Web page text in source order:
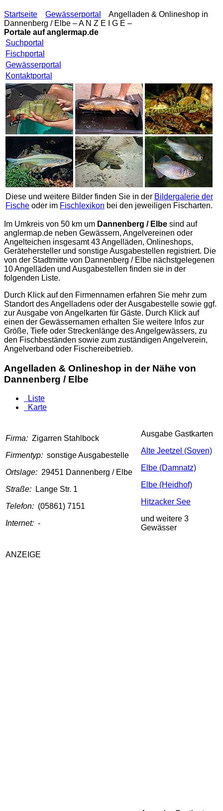
Startseite Gewässerportal
Angelladen & Onlineshop in
Dannenberg / Elbe – A N Z E I G E –
Portale aufanglermap.de
Suchportal
Fischportal
Gewässerportal
Kontaktportal
Diese und weitere Bilder finden Sie in der Bildergalerie der
Fische oder im Fischlexikon bei den jeweiligen Fischarten.
Im Umkreis von 50 km um Dannenberg / Elbe sind auf
anglermap.de neben Gewässern, Angelvereinen oder
Angelteichen insgesamt 43 Angelläden, Onlineshops,
Gerätehersteller und sonstige Ausgabestellen registriert. Die
von der Stadtmitte von Dannenberg / Elbe nächstgelegenen
10 Angelläden und Ausgabestellen finden sie in der
folgenden Liste.
Durch Klick auf den Firmennamen erfahren Sie mehr zum
Standort des Angelladens oder der Ausgabestelle sowie ggf.
zur Ausgabe von Angelkarten für Gäste. Durch Klick auf
einen der Gewässernamen erhalten Sie weitere Infos zur
Größe, Tiefe oder Streckenlänge des Angelgewässers, zu
den Fischbeständen sowie zum zuständigen Angelverein,
Angelverband oder Fischereibetrieb.
Angelladen & Onlineshop in der Nähe von
Dannenberg / Elbe
Liste
Karte
Firma: Zigarren Stahlbock
Firmentyp: sonstige Ausgabestelle
Ortslage: 29451 Dannenberg / Elbe
Straße:
Lange Str. 1
Telefon: (05861) 7151
Internet: -
Ausgabe Gastkarten
Alte Jeetzel (Soven)
Elbe (Damnatz)
Elbe (Heidhof)
Hitzacker See
und weitere 3
Gewässer
ANZEIGE